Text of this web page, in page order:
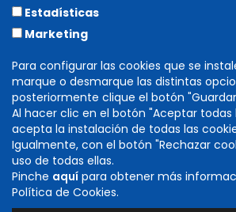
DIRECCIÓN GENERAL DE
INSTITUCIÓN PRÍNCIPE DE
C/ Navarrería, 39. 31001
T. 848 424 600 -
Estadísticas
Marketing
Para configurar las cookies que se
marque o desmarque las distintas
posteriormente clique el botón
Al hacer clic en el botón "Aceptar todas
acepta la instalación de todas las
Igualmente, con el botón "Rechazar
uso de todas ellas.
Pinche aquí para obtener más
Política de Cookies.